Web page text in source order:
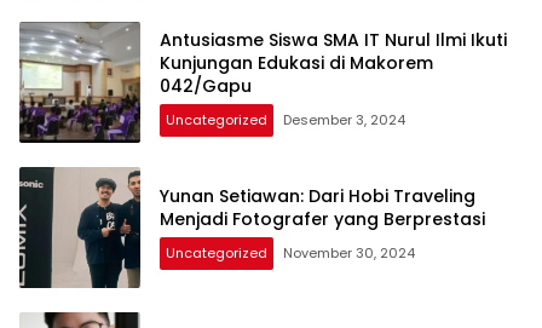
Antusiasme Siswa SMA IT Nurul Ilmi Ikuti
Kunjungan Edukasi di Makorem
042/Gapu
Uncategorized Desember 3, 2024
Yunan Setiawan: Dari Hobi Traveling
Menjadi Fotografer yang Berprestasi
Uncategorized November 30, 2024